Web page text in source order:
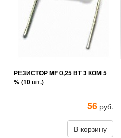
РЕЗИСТОР MF 0,25 ВТ 3 КОМ 5
% (10 шт.)
56 руб.
В корзину